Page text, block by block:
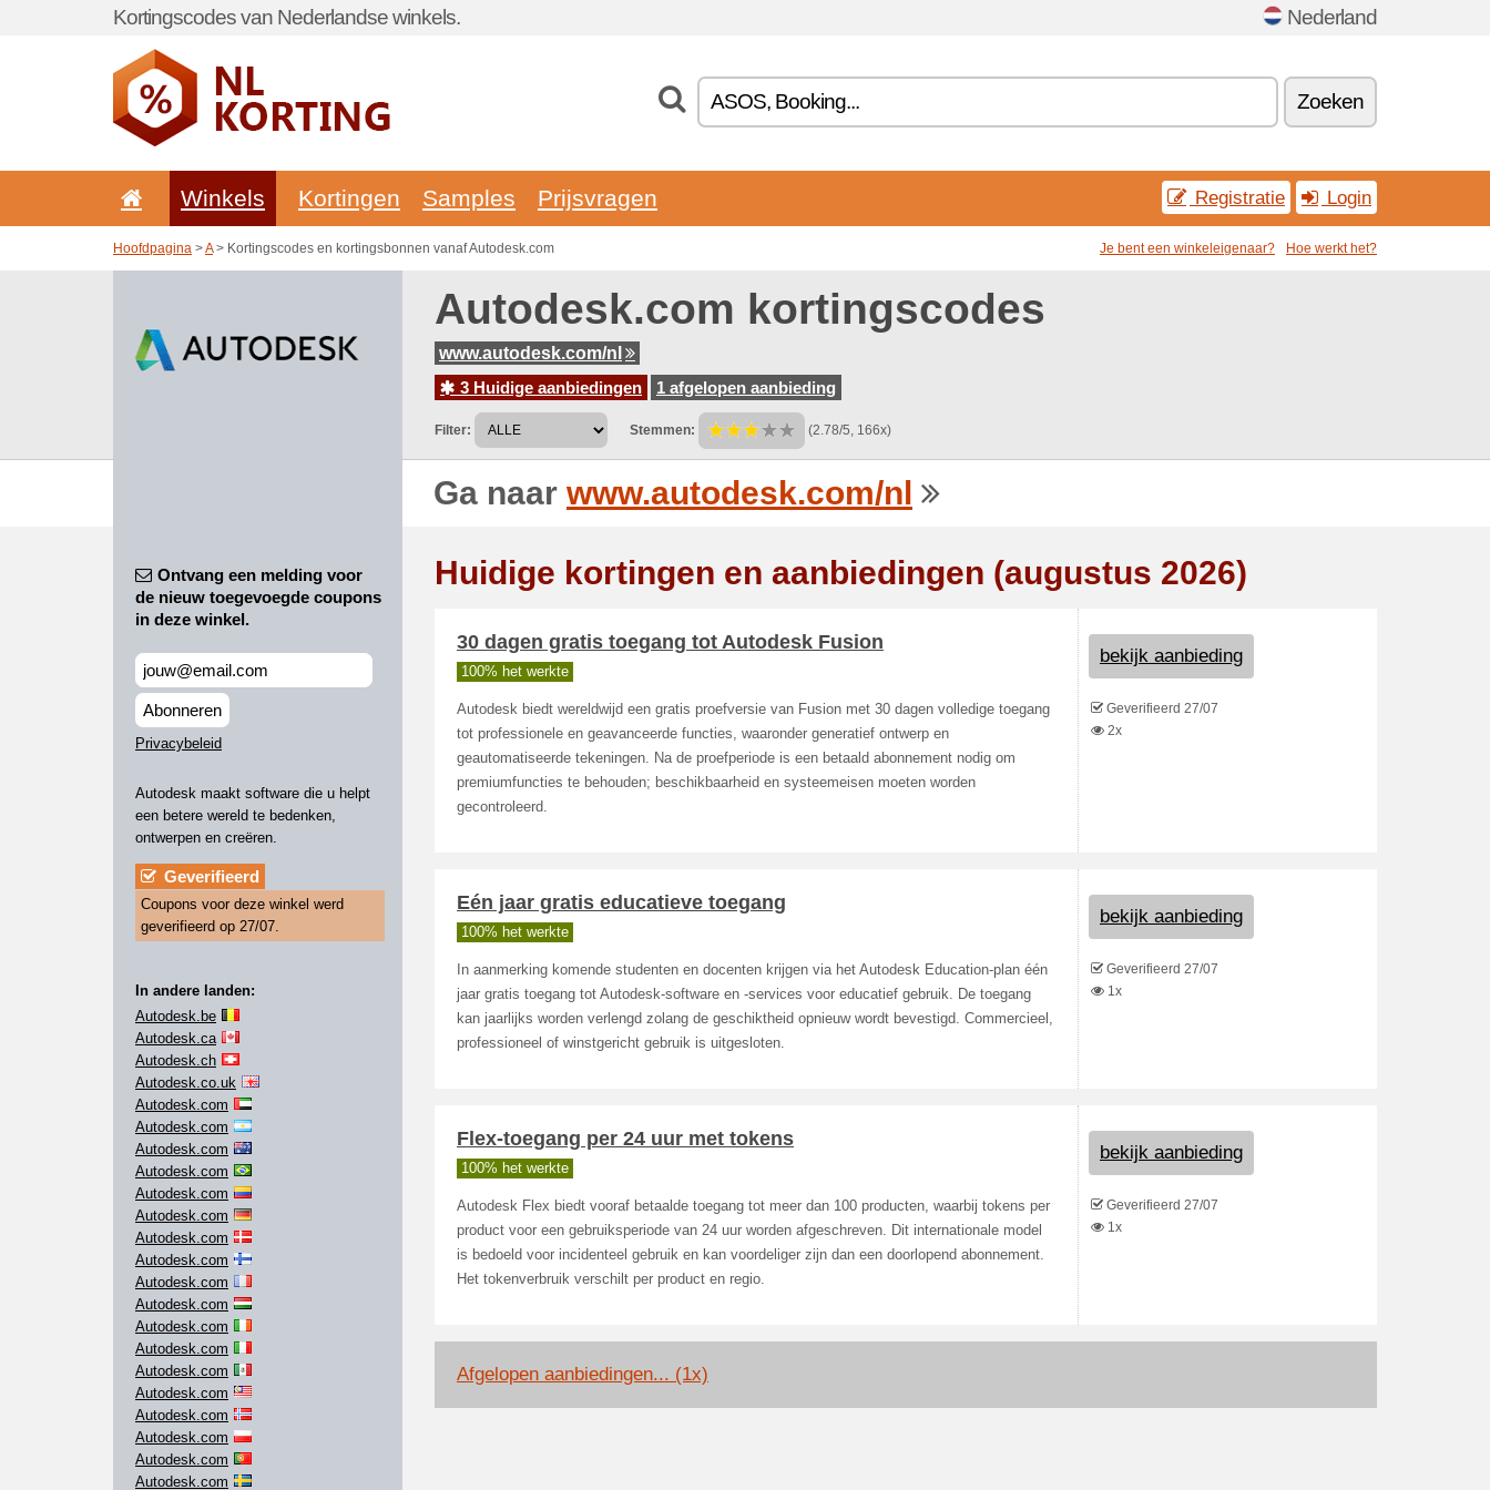
Kortingscodes van Nederlandse winkels. Nederland
Zoeken
Winkels Kortingen Samples Prijsvragen Registratie Login
Hoofdpagina >A> Kortingscodes en kortingsbonnen vanaf Autodesk.com Je bent een winkeleigenaar? Hoe werkt het?
Autodesk.com kortingscodes
www.autodesk.com/nl
3 Huidige aanbiedingen
1 afgelopen aanbieding
Filter: Stemmen: (2.78/5, 166x)
Ga naar www.autodesk.com/nl
Ontvang een melding voor
de nieuw toegevoegde coupons
in deze winkel.
Abonneren
Privacybeleid
Autodesk maakt software die u helpt
een betere wereld te bedenken,
ontwerpen en creëren.
Geverifieerd
Coupons voor deze winkel werd
geverifieerd op 27/07.
In andere landen:
Autodesk.be
Autodesk.ca
Autodesk.ch
Autodesk.co.uk
Autodesk.com
Autodesk.com
Autodesk.com
Autodesk.com
Autodesk.com
Autodesk.com
Autodesk.com
Autodesk.com
Autodesk.com
Autodesk.com
Autodesk.com
Autodesk.com
Autodesk.com
Autodesk.com
Autodesk.com
Autodesk.com
Autodesk.com
Autodesk.com
Huidige kortingen en aanbiedingen (augustus 2026)
30 dagen gratis toegang tot Autodesk Fusion
100% het werkte
Autodesk biedt wereldwijd een gratis proefversie van Fusion met 30 dagen volledige toegang
tot professionele en geavanceerde functies, waaronder generatief ontwerp en
geautomatiseerde tekeningen. Na de proefperiode is een betaald abonnement nodig om
premiumfuncties te behouden; beschikbaarheid en systeemeisen moeten worden
gecontroleerd.
bekijk aanbieding
Geverifieerd 27/07
2x
Eén jaar gratis educatieve toegang
100% het werkte
In aanmerking komende studenten en docenten krijgen via het Autodesk Education-plan één
jaar gratis toegang tot Autodesk-software en -services voor educatief gebruik. De toegang
kan jaarlijks worden verlengd zolang de geschiktheid opnieuw wordt bevestigd. Commercieel,
professioneel of winstgericht gebruik is uitgesloten.
bekijk aanbieding
Geverifieerd 27/07
1x
Flex-toegang per 24 uur met tokens
100% het werkte
Autodesk Flex biedt vooraf betaalde toegang tot meer dan 100 producten, waarbij tokens per
product voor een gebruiksperiode van 24 uur worden afgeschreven. Dit internationale model
is bedoeld voor incidenteel gebruik en kan voordeliger zijn dan een doorlopend abonnement.
Het tokenverbruik verschilt per product en regio.
bekijk aanbieding
Geverifieerd 27/07
1x
Afgelopen aanbiedingen... (1x)